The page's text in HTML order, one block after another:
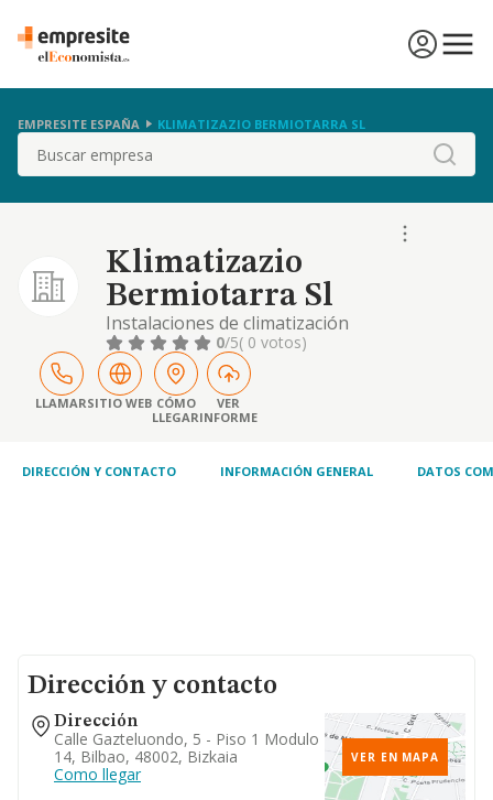
EMPRESITE ESPAÑA KLIMATIZAZIO BERMIOTARRA SL
Buscar
Klimatizazio
Bermiotarra Sl
Instalaciones de climatización
0/5( 0 votos)
LLAMARSITIO WEB CÓMO
LLEGAR
VER
INFORME
DIRECCIÓN Y CONTACTO INFORMACIÓN GENERAL DATOS
Dirección y contacto
Dirección
Calle Gazteluondo, 5 - Piso 1 Modulo
14, Bilbao, 48002, Bizkaia
Como llegar
VER EN MAPA